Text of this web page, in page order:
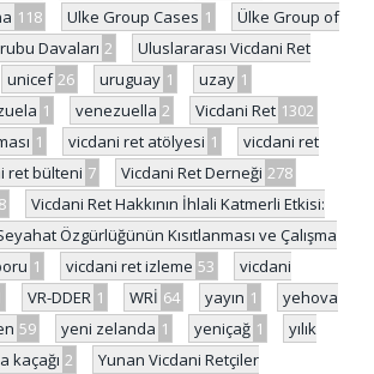
118 Ulke Group Cases 1
Ülke Group of
Davaları 2
Uluslararası Vicdani Ret
unicef 26 uruguay 1 uzay 1
1 venezuella 2 Vicdani Ret 1302
1 vicdani ret atölyesi 1
vicdani ret
ret bülteni 7 Vicdani Ret Derneği 278
8
Vicdani Ret Hakkının İhlali Katmerli Etkisi:
Özgürlüğünün Kısıtlanması ve Çalışma
1 vicdani ret izleme 53
vicdani
VR-DDER 1 WRİ 64 yayın 1
yehova
59 yeni zelanda 1 yeniçağ 1
yılık
kaçağı 2
Yunan Vicdani Retçiler